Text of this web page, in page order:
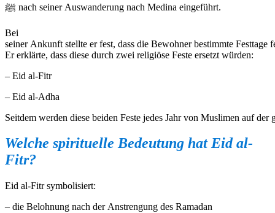
ﷺ nach seiner Auswanderung nach Medina eingeführt.
Bei
seiner Ankunft stellte er fest, dass die Bewohner bestimmte Festtage
Er erklärte, dass diese durch zwei religiöse Feste ersetzt würden:
– Eid al-Fitr
– Eid al-Adha
Seitdem werden diese beiden Feste jedes Jahr von Muslimen auf der
Welche spirituelleBedeutung hat Eid al-
Fitr?
Eid al-Fitr symbolisiert:
– die Belohnung nach der Anstrengung des Ramadan